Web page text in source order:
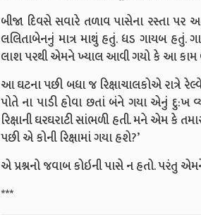
બીજા દિવસે સવારે તળાવ પાસેના રસ્તા
લલિતાબેનનું માત્ર માથું હતું. ધડ ગાયબ હતું.
લાશ પરથી એમને ખ્યાલ આવી ગયો કે આ
આ ઘટના પછી બધા જ રિક્ષાચાલકોએ રાત્રે
પોતે ના પાડી હોવા છતાં બંને ગયા એનું દુ:ખ
રિક્ષાની ઘરઘરાટી સાંભળી હતી. મને એમ કે
પછી એ કોની રિક્ષામાં ગયા હશે?’
એ પ્રશ્નનો જવાબ કોઇની પાસે ન હતો. પરંતુ
***